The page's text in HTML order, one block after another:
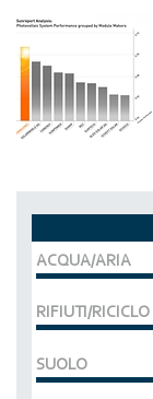
ACQUA/ARIA
RIFIUTI/RICICLO
SUOLO